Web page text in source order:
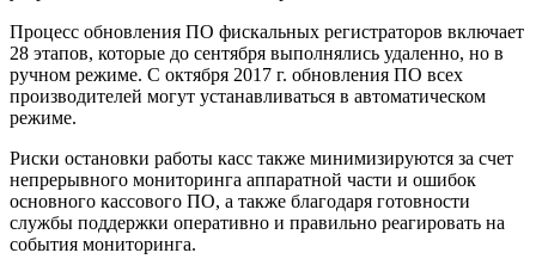
Процесс обновления ПО фискальных регистраторов включает
28 этапов, которые до сентября выполнялись удаленно, но в
ручном режиме. С октября 2017 г. обновления ПО всех
производителей могут устанавливаться в автоматическом
режиме.
Риски остановки работы касс также минимизируются за счет
непрерывного мониторинга аппаратной части и ошибок
основного кассового ПО, а также благодаря готовности
службы поддержки оперативно и правильно реагировать на
события мониторинга.